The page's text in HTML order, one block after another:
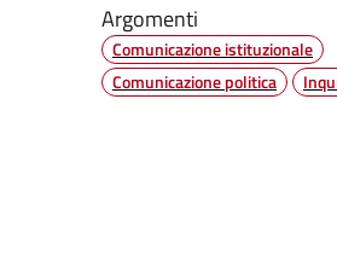
Argomenti
Comunicazione istituzionale
Comunicazione politica